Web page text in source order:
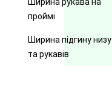
проймі
Ширина підгину низу
та рукавів